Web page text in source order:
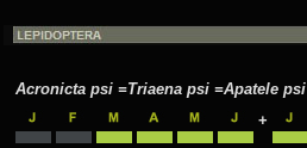
Acronicta psi =Triaena psi =Apatele psi
+